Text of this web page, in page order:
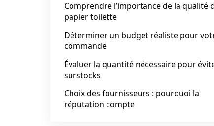
Comprendre l’importance de la qualité
papier toilette
Déterminer un budget réaliste pour
commande
Évaluer la quantité nécessaire pour
surstocks
Choix des fournisseurs : pourquoi la
réputation compte